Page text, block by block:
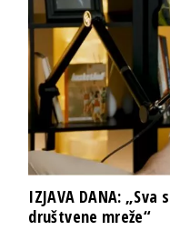
IZJAVA DANA:
društvene mreže“